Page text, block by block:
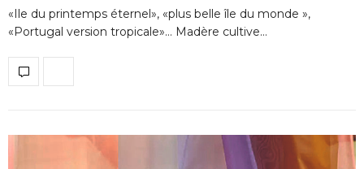
«Ile du printemps éternel», «plus belle île du monde »,
«Portugal version tropicale»… Madère cultive…